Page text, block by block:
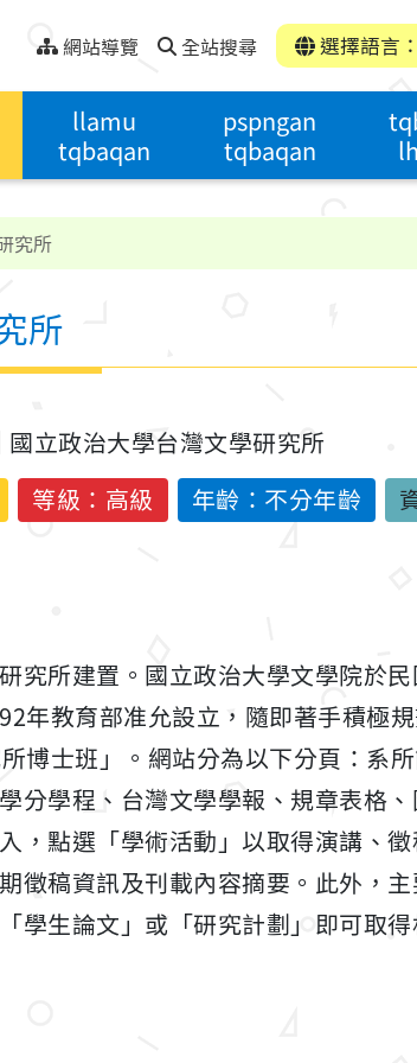
網站導覽 全站搜尋 選擇語言：
llamu
tqbaqan
pspngan
tqbaqan
究所
所
國立政治大學台灣文學研究所
等級：高級 年齡：不分年齡
究所建置。國立政治大學文學院於
年教育部准允設立，隨即著手積極
博士班」。網站分為以下分頁：系
分學程、台灣文學學報、規章表格
，點選「學術活動」以取得演講、
徵稿資訊及刊載內容摘要。此外，
學生論文」或「研究計劃」即可取得